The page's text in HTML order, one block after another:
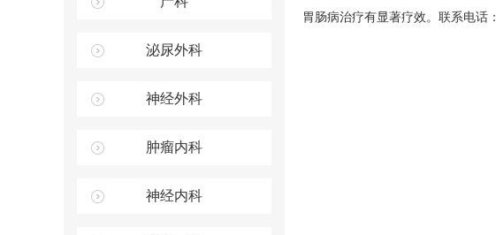
泌尿外科
神经外科
肿瘤内科
神经内科
胃肠病治疗有显著疗效。联系电话：